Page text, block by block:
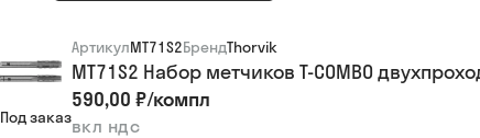
Под заказ
АртикулMT71S2БрендThorvik
MT71S2 Набор метчиков T-COMBO
590,00 ₽/компл
вкл ндс